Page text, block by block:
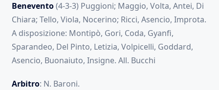
Benevento(4-3-3) Puggioni; Maggio, Volta, Antei, Di
Chiara; Tello, Viola, Nocerino; Ricci, Asencio, Improta.
A disposizione: Montipò, Gori, Coda, Gyanfi,
Sparandeo, Del Pinto, Letizia, Volpicelli, Goddard,
Asencio, Buonaiuto, Insigne. All. Bucchi
Arbitro: N. Baroni.